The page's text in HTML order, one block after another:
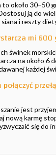
około 30–50
ją do
i reszty
mi 600
świnek
na około 6
każdej
jest
nową karmę
się do